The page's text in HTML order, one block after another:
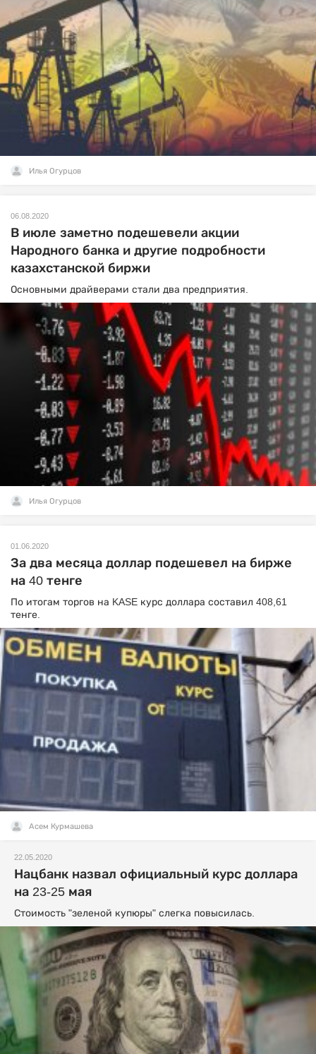
Илья Огурцов
06.08.2020
В июле заметно подешевели акции
Народного банка и другие подробности
казахстанской биржи
Основными драйверами стали два предприятия.
Илья Огурцов
01.06.2020
За два месяца доллар подешевел на бирже
на 40 тенге
По итогам торгов на KASE курс доллара составил 408,61
тенге.
Асем Курмашева
22.05.2020
Нацбанк назвал официальный курс доллара
на 23-25 мая
Стоимость "зеленой купюры" слегка повысилась.